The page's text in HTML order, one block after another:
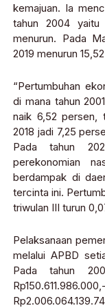
kemajuan. Ia
tahun 2004
menurun. Pada
2019 menurun
“Pertumbuhan
di mana tahun
naik 6,52 persen,
2018 jadi 7,25
Pada tahun
perekonomian
berdampak di
tercinta ini.
triwulan III turun
Pelaksanaan
melalui APBD
Pada tahun